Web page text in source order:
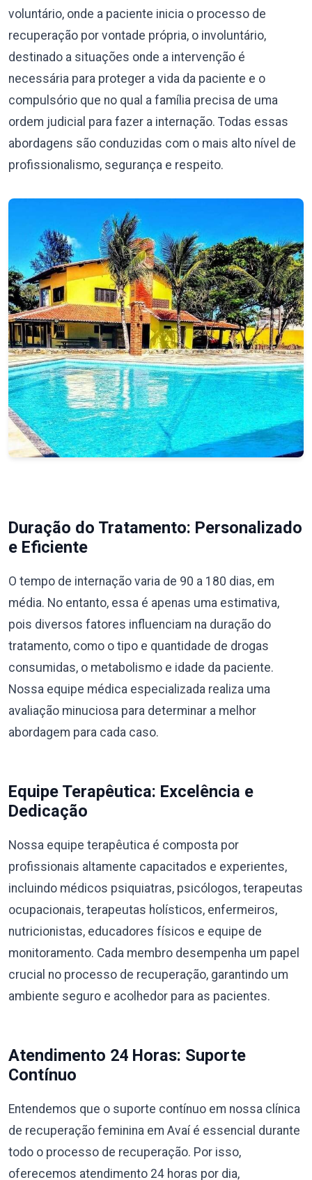
voluntário, onde a paciente inicia o processo de
recuperação por vontade própria, o involuntário,
destinado a situações onde a intervenção é
necessária para proteger a vida da paciente e o
compulsório que no qual a família precisa de uma
ordem judicial para fazer a internação. Todas essas
abordagens são conduzidas com o mais alto nível de
profissionalismo, segurança e respeito.
Duração do Tratamento: Personalizado
e Eficiente
O tempo de internação varia de 90 a 180 dias, em
média. No entanto, essa é apenas uma estimativa,
pois diversos fatores influenciam na duração do
tratamento, como o tipo e quantidade de drogas
consumidas, o metabolismo e idade da paciente.
Nossa equipe médica especializada realiza uma
avaliação minuciosa para determinar a melhor
abordagem para cada caso.
Equipe Terapêutica: Excelência e
Dedicação
Nossa equipe terapêutica é composta por
profissionais altamente capacitados e experientes,
incluindo médicos psiquiatras, psicólogos, terapeutas
ocupacionais, terapeutas holísticos, enfermeiros,
nutricionistas, educadores físicos e equipe de
monitoramento. Cada membro desempenha um papel
crucial no processo de recuperação, garantindo um
ambiente seguro e acolhedor para as pacientes.
Atendimento 24 Horas: Suporte
Contínuo
Entendemos que o suporte contínuo em nossa clínica
de recuperação feminina em Avaí é essencial durante
todo o processo de recuperação. Por isso,
oferecemos atendimento 24 horas por dia,